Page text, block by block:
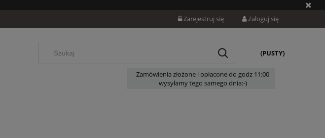
Zarejestruj się Zaloguj się
(PUSTY)
Zamówienia złożone i opłacone do godz 11:00
wysyłamy tego samego dnia:-)